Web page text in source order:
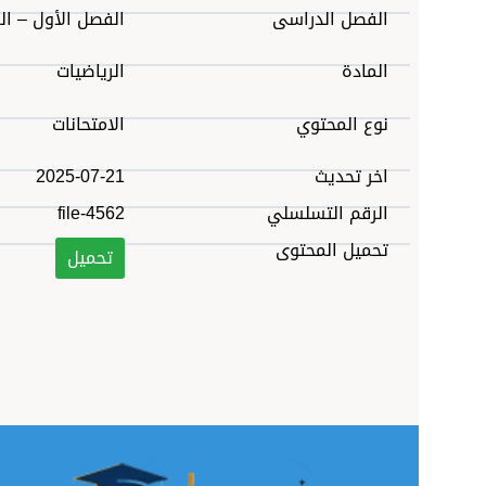
الفصل الدراسى
الفصل الأول – الفصل
المادة
الرياضيات
نوع المحتوي
الامتحانات
اخر تحديث
2025-07-21
الرقم التسلسلي
file-4562
تحميل المحتوى